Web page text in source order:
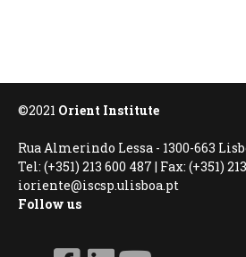
©2021 Orient Institute
Rua Almerindo Lessa - 1300-663
Tel: (+351) 213 600 487 | Fax: (+351)
ioriente@iscsp.ulisboa.pt
Follow us